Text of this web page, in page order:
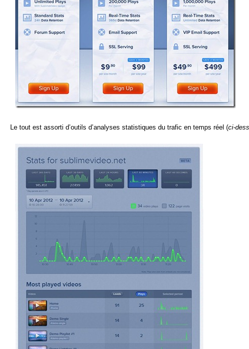
Le tout est assorti d’outils d’analyses statistiques du trafic en temps réel (ci-